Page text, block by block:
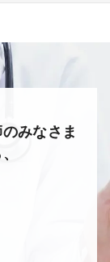
の他
みなさま